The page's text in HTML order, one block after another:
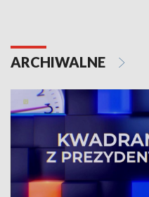
ARCHIWALNE